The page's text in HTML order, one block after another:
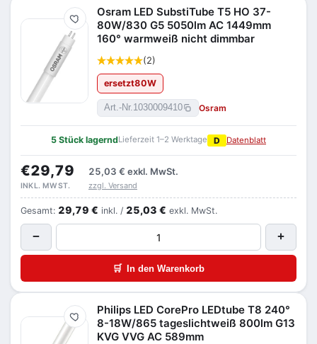
Merken
Osram LED SubstiTube T5 HO 37-
80W/830 G5 5050lm AC 1449mm
160° warmweiß nicht dimmbar
(2)
ersetzt80W
Art.-Nr.1030009410 Osram
5 Stück lagerndLieferzeit 1–2 Werktage D Datenblatt
€29,79 25,03 € exkl. MwSt.
INKL. MWST. zzgl. Versand
Gesamt: 29,79 € inkl. / 25,03 € exkl. MwSt.
− +
🛒 In den Warenkorb
Merken
Philips LED CorePro LEDtube T8 240°
8-18W/865 tageslichtweiß 800lm G13
KVG VVG AC 589mm